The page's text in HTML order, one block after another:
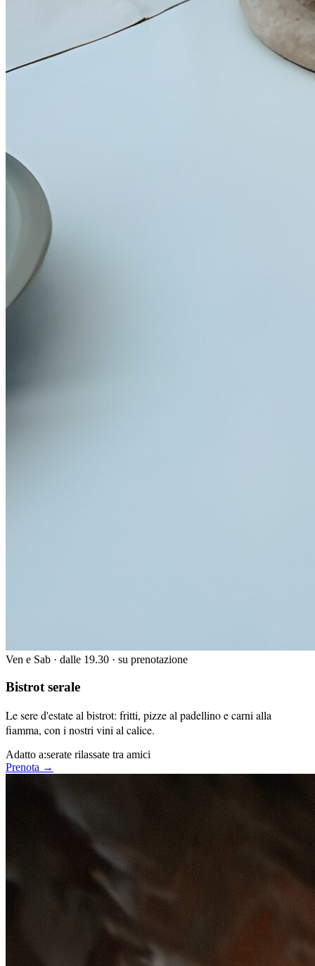
Ven e Sab · dalle 19.30 · su prenotazione
Bistrot serale
Le sere d'estate al bistrot: fritti, pizze al padellino e carni alla
fiamma, con i nostri vini al calice.
Adatto a:serate rilassate tra amici
Prenota →